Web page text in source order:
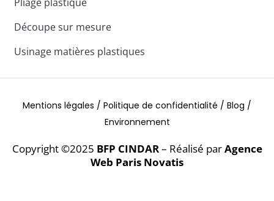
Découpe sur mesure
Usinage matières plastiques
Copyright ©2025 BFP CINDAR– Réalisé parAgence
Web Paris Novatis
Mentions légales / Politique de confidentialité / Blog /
Environnement